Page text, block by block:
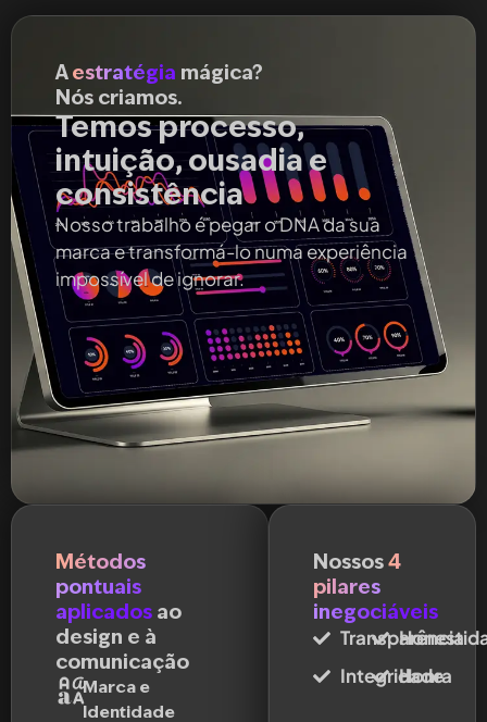
Aestratégia mágica?
Nós criamos.
Temos processo,
intuição, ousadia e
consistência
Nosso trabalho é pegar o DNA da sua
marca e transformá-lo numa experiência
impossível de ignorar.
Métodos
pontuais
aplicados ao
design e à
comunicação
Marca e
Identidade
Nossos4
pilares
inegociáveis
Transparência
Integridade
Honra